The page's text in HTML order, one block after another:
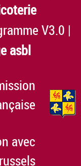
V3.0 |
asbl
avec